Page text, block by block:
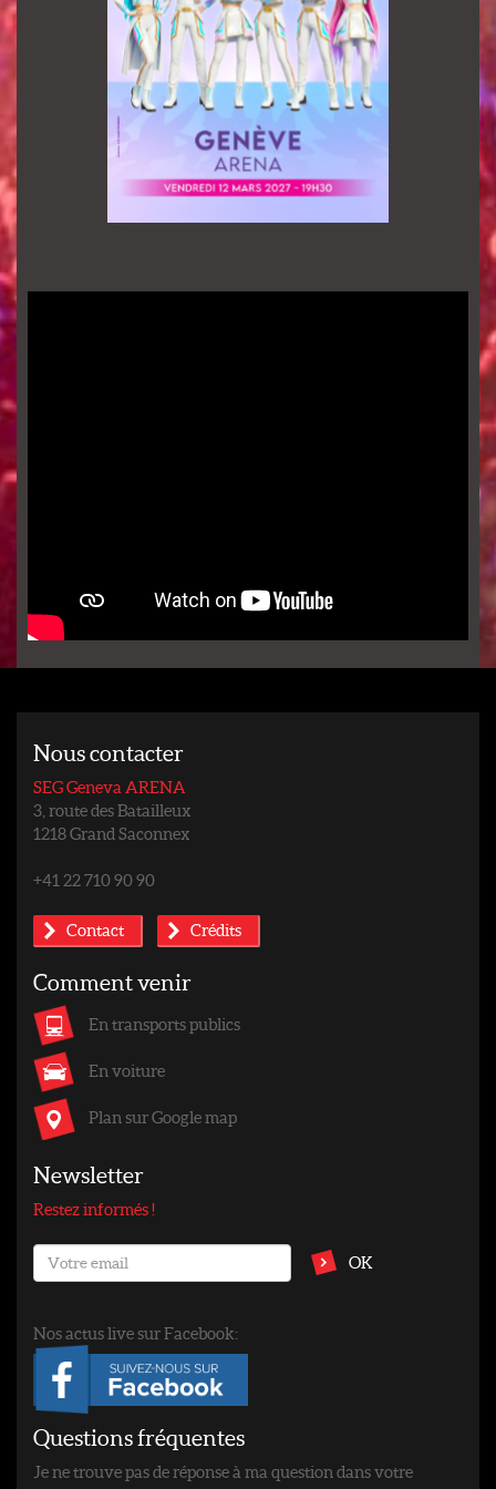
Nous contacter
SEG Geneva ARENA
3, route des Batailleux
1218 Grand Saconnex
+41 22 710 90 90
Contact Crédits
Comment venir
En transports publics
En voiture
Plan sur Google map
Newsletter
Restez informés !
OK
Nos actus live sur Facebook:
Questions fréquentes
Je ne trouve pas de réponse à ma question dans votre